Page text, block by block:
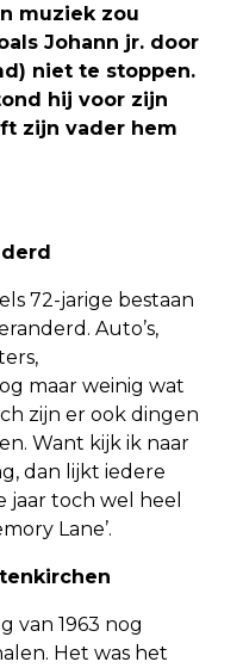
muziek zou
Johann jr. door
niet te stoppen.
hij voor zijn
zijn vader hem
72-jarige bestaan
Auto’s,
maar weinig wat
zijn er ook dingen
Want kijk ik naar
dan lijkt iedere
jaar toch wel heel
Lane’.
van 1963 nog
Het was het